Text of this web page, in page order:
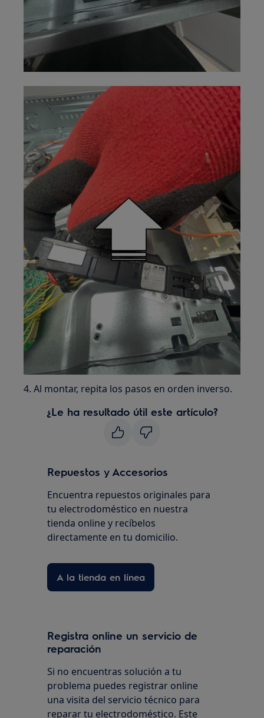
4. Al montar, repita los pasos en orden inverso.
¿Le ha resultado útil este artículo?
Repuestos y Accesorios
Encuentra repuestos originales para
tu electrodoméstico en nuestra
tienda online y recíbelos
directamente en tu domicilio.
A la tienda en línea
Registra online un servicio de
reparación
Si no encuentras solución a tu
problema puedes registrar online
una visita del servicio técnico para
reparar tu electrodoméstico. Este